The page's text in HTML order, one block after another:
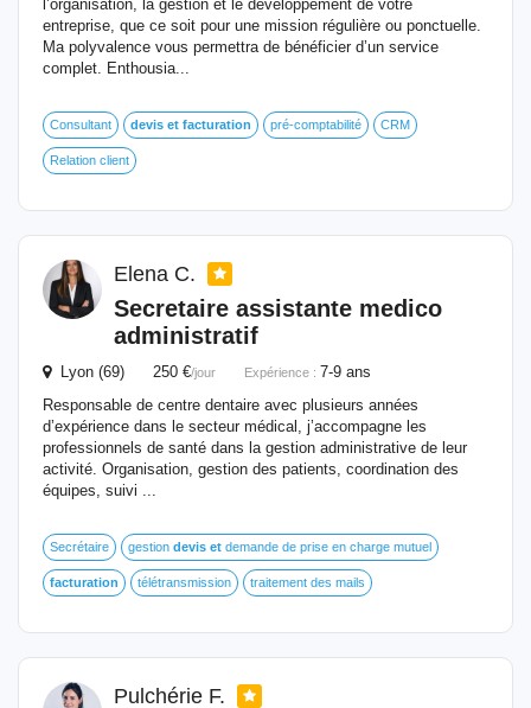
l’organisation, la gestion et le développement de votre
entreprise, que ce soit pour une mission régulière ou ponctuelle.
Ma polyvalence vous permettra de bénéficier d’un service
complet. Enthousia...
Consultant devis et facturation pré-comptabilité CRM
Relation client
Elena C.
Secretaire assistante medico
administratif
Lyon (69) 250 €/jour Expérience : 7-9 ans
Responsable de centre dentaire avec plusieurs années
d’expérience dans le secteur médical, j’accompagne les
professionnels de santé dans la gestion administrative de leur
activité. Organisation, gestion des patients, coordination des
équipes, suivi ...
Secrétaire gestion devis et demande de prise en charge mutuel
facturation télétransmission traitement des mails
Pulchérie F.